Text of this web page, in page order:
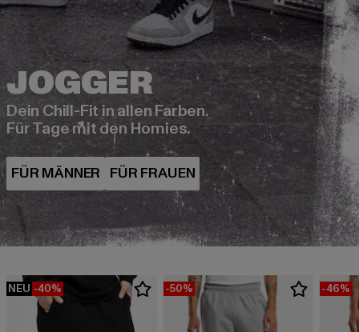
Dein Chill-Fit in allen Farben.
Für Tage mit den Homies.
NEU -40% -50% -46%